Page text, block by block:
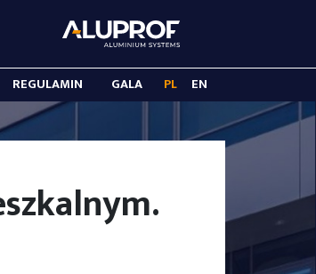
REGULAMIN GALA PL EN